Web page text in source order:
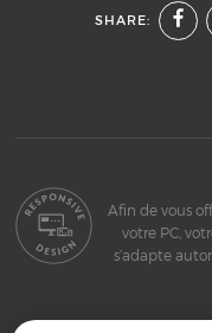
SHARE:
Afin de vous
votre PC,
s’adapte